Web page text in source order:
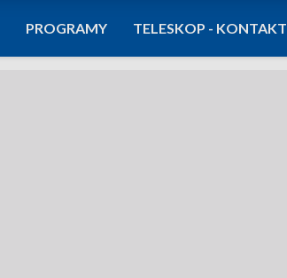
PROGRAMY TELESKOP - KONTAKT